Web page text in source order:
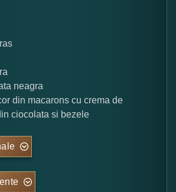
neagra
din macarons cu crema de
ciocolata si bezele